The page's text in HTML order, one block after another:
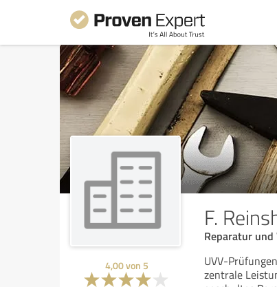
F.
Reparatur
4,00von 5
UVV-
zentrale